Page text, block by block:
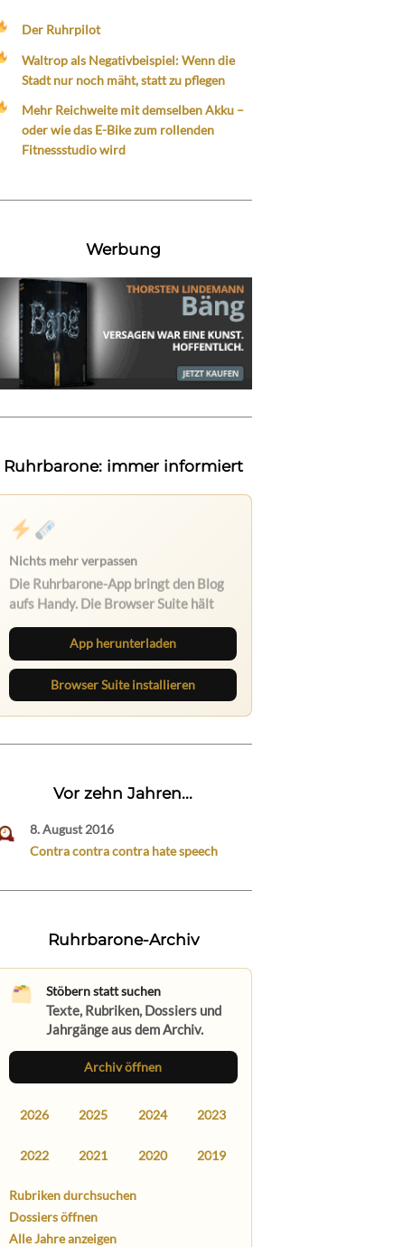
Der Ruhrpilot
Waltrop als Negativbeispiel: Wenn die
Stadt nur noch mäht, statt zu pflegen
Mehr Reichweite mit demselben Akku –
oder wie das E-Bike zum rollenden
Fitnessstudio wird
Werbung
Ruhrbarone: immer informiert
Nichts mehr verpassen
Die Ruhrbarone-App bringt den Blog
aufs Handy. Die Browser Suite hält
App herunterladen
Browser Suite installieren
Vor zehn Jahren...
8. August 2016
Contra contra contra hate speech
Ruhrbarone-Archiv
Stöbern statt suchen
Texte, Rubriken, Dossiers und
Jahrgänge aus dem Archiv.
Archiv öffnen
2026 2025 2024 2023
2022 2021 2020 2019
Rubriken durchsuchen
Dossiers öffnen
Alle Jahre anzeigen